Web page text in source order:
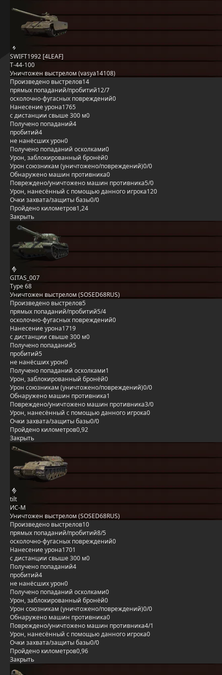
SWIFT1992 [4LEAF]
Т-44-100
Уничтожен выстрелом (vasya14108)
Произведено выстрелов14
прямых попаданий/пробитий12/7
осколочно-фугасных повреждений0
Нанесение урона1765
с дистанции свыше 300 м0
Получено попаданий4
пробитий4
не нанёсших урон0
Получено попаданий осколками0
Урон, заблокированный бронёй0
Урон союзникам (уничтожено/повреждений)0/0
Обнаружено машин противника0
Повреждено/уничтожено машин противника5/0
Урон, нанесённый с помощью данного игрока120
Очки захвата/защиты базы0/0
Пройдено километров1,24
Закрыть
GITAS_007
Type 68
Уничтожен выстрелом (SOSED68RUS)
Произведено выстрелов5
прямых попаданий/пробитий5/4
осколочно-фугасных повреждений0
Нанесение урона1719
с дистанции свыше 300 м0
Получено попаданий5
пробитий5
не нанёсших урон0
Получено попаданий осколками1
Урон, заблокированный бронёй0
Урон союзникам (уничтожено/повреждений)0/0
Обнаружено машин противника1
Повреждено/уничтожено машин противника3/0
Урон, нанесённый с помощью данного игрока0
Очки захвата/защиты базы0/0
Пройдено километров0,92
Закрыть
tilt
ИС-М
Уничтожен выстрелом (SOSED68RUS)
Произведено выстрелов10
прямых попаданий/пробитий8/5
осколочно-фугасных повреждений0
Нанесение урона1701
с дистанции свыше 300 м0
Получено попаданий4
пробитий4
не нанёсших урон0
Получено попаданий осколками0
Урон, заблокированный бронёй0
Урон союзникам (уничтожено/повреждений)0/0
Обнаружено машин противника0
Повреждено/уничтожено машин противника4/1
Урон, нанесённый с помощью данного игрока0
Очки захвата/защиты базы0/0
Пройдено километров0,96
Закрыть